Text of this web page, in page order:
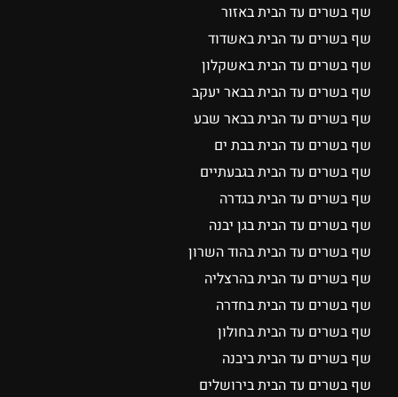
שף בשרים עד הבית באזור
שף בשרים עד הבית באשדוד
שף בשרים עד הבית באשקלון
שף בשרים עד הבית בבאר יעקב
שף בשרים עד הבית בבאר שבע
שף בשרים עד הבית בבת ים
שף בשרים עד הבית בגבעתיים
שף בשרים עד הבית בגדרה
שף בשרים עד הבית בגן יבנה
שף בשרים עד הבית בהוד השרון
שף בשרים עד הבית בהרצליה
שף בשרים עד הבית בחדרה
שף בשרים עד הבית בחולון
שף בשרים עד הבית ביבנה
שף בשרים עד הבית בירושלים